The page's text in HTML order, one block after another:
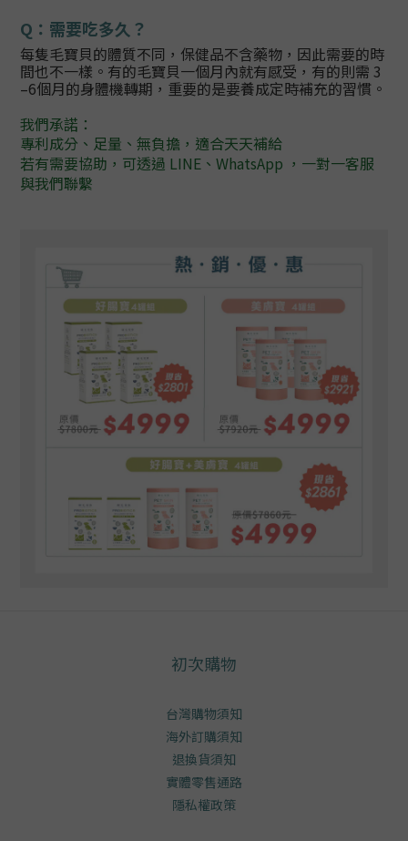
Q ： 需要吃多久？
每隻毛寶貝的體質不同，保健品不含藥物，因此需要的時
間也不一樣。有的毛寶貝一個月內就有感受，有的則需 3
–6個月的身體機轉期，重要的是要養成定時補充的習慣。
我們承諾：
專利成分、足量、無負擔，適合天天補給
若有需要協助，可透過 LINE、WhatsApp ， 一對一客服
與我們聯繫
初次購物
台灣購物須知
海外訂購須知
退換貨須知
實體零售通路
隱私權政策